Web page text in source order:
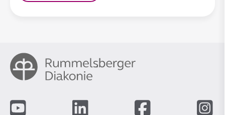
Fußzeile